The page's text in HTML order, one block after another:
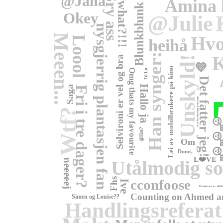
Utålmodig
Det fatter jeg!
Amina
Unskyld!
Counting on Ahmed
Lei av mobilbrukere på kino
Han synger: 😴😴😴
@Julie
Headeren er
Hallo ja
Omg thats my favourite
Handlingsreferat
Selvironi er vel og bra
nysgjerrig plantasjen fan
Fri i tre dager?
Blunkblunk
what?!!!
Wtf?
cconfoose
Loool
Meeen...
Sry ass
heihå
Okey
💜
Dumt,
neeeeej
Simen og Louise??
Om
Saga
@Hæ?
Ive
L❤️VE
Til Lo
Fhs
ikke noe å bekymre seg over